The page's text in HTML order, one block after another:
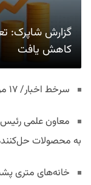
کاهش یافت
سرخط اخبار/ ۱۷ مرداد ۱۴۰۵
معاون علمی
به محصولات
خانه‌های متری پشت